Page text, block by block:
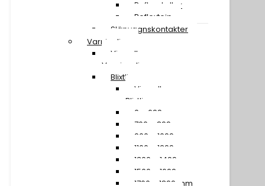
Reflexskyltar
Reflextejp
Släpvagnskontakter
Varningljus
Visa alla
Varningsljus
Blixtljusramper
Visa alla
Blixtljusramper
0 – 699 mm
700 – 899 mm
900 – 1099 mm
1100 – 1299 mm
1300 – 1499 mm
1500 – 1699 mm
1700 – 1899 mm